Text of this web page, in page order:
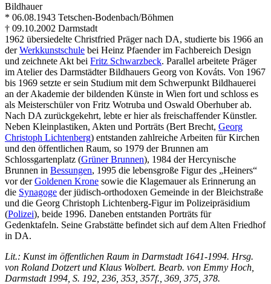
Bildhauer
* 06.08.1943 Tetschen-Bodenbach/Böhmen
† 09.10.2002 Darmstadt
1962 übersiedelte Christfried Präger nach DA, studierte bis 1966 an
derWerkkunstschule bei Heinz Pfaender im Fachbereich Design
und zeichnete Akt bei Fritz Schwarzbeck. Parallel arbeitete Präger
im Atelier des Darmstädter Bildhauers Georg von Kováts. Von 1967
bis 1969 setzte er sein Studium mit dem Schwerpunkt Bildhauerei
an der Akademie der bildenden Künste in Wien fort und schloss es
als Meisterschüler von Fritz Wotruba und Oswald Oberhuber ab.
Nach DA zurückgekehrt, lebte er hier als freischaffender Künstler.
Neben Kleinplastiken, Akten und Porträts (Bert Brecht, Georg
Christoph Lichtenberg) entstanden zahlreiche Arbeiten für Kirchen
und den öffentlichen Raum, so 1979 der Brunnen am
Schlossgartenplatz (Grüner Brunnen), 1984 der Hercynische
Brunnen in Bessungen, 1995 die lebensgroße Figur des „Heiners“
vor derGoldenen Krone sowie die Klagemauer als Erinnerung an
die Synagoge der jüdisch-orthodoxen Gemeinde in der Bleichstraße
und die Georg Christoph Lichtenberg-Figur im Polizeipräsidium
(Polizei), beide 1996. Daneben entstanden Porträts für
Gedenktafeln. Seine Grabstätte befindet sich auf dem Alten Friedhof
in DA.
Lit.: Kunst im öffentlichen Raum in Darmstadt 1641-1994. Hrsg.
von Roland Dotzert und Klaus Wolbert. Bearb. von Emmy Hoch,
Darmstadt 1994 , S. 192, 236, 353, 357f., 369, 375, 378.